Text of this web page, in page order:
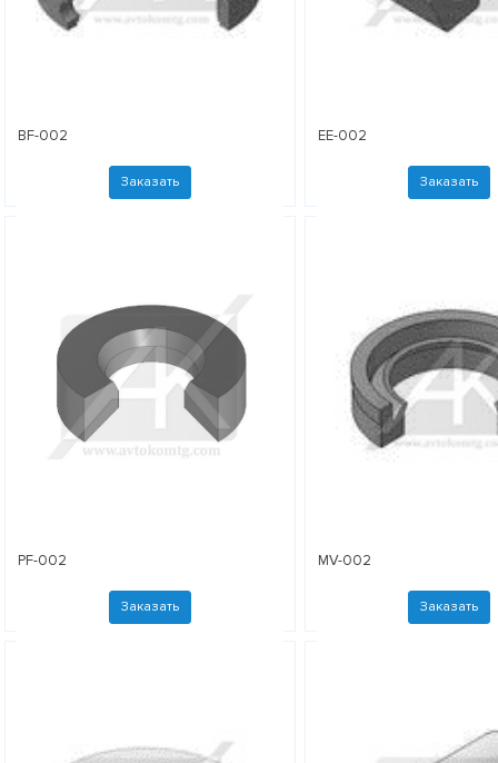
BF-002
Заказать
EE-002
Заказать
PF-002
Заказать
MV-002
Заказать